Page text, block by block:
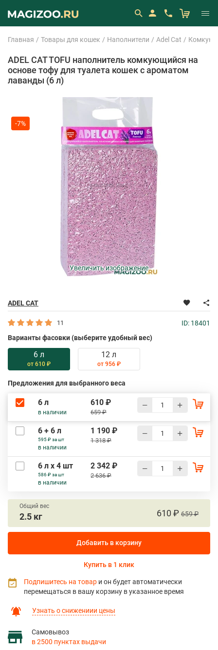
Главная Товары для кошек Наполнители Adel Cat
ADEL CAT TOFU наполнитель комкующийся на
основе тофу для туалета кошек с ароматом
лаванды (6 л)
ADEL CAT
-7%
Увеличить изображение
11
ID: 18401
Варианты фасовки (выберите удобный вес)
6 л
от 610 ₽
12 л
от 956 ₽
Предложения для выбранного веса
6 л
в наличии
610 ₽
659 ₽
6 + 6 л
595 ₽ за шт
в наличии
1 190 ₽
1 318 ₽
6 л х 4 шт
586 ₽ за шт
в наличии
2 342 ₽
2 636 ₽
Узнать о снижениии цены
Самовывоз
в 2500 пунктах выдачи
Общий вес
2.5 кг 610 ₽ 659 ₽
Добавить в корзину
Купить в 1 клик
Подпишитесь на товар и он будет автоматически
перемещаться в вашу корзину в указанное время